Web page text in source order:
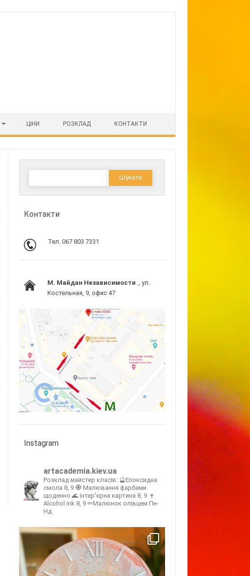
ЦІНИ РОЗКЛАД КОНТАКТИ
Пошук:
Контакти
Тел. 067 803 7331
M. Майдан Независимости
., ул.
Костельная, 9, офис 47
Instagram
artacademia.kiev.ua
Розклад майстер класів: 🔮Епоксидна
смола 8, 9 🧿 Малювання фарбами
щоденно 🌊 Інтер'єрна картина 8, 9 🍷
Alcohol Ink 8, 9 ✏Малюнок олівцем Пн-
Нд